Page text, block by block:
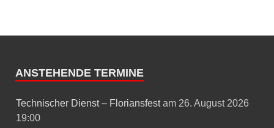
ANSTEHENDE TERMINE
Technischer Dienst – Floriansfestam 26. August 2026
19:00